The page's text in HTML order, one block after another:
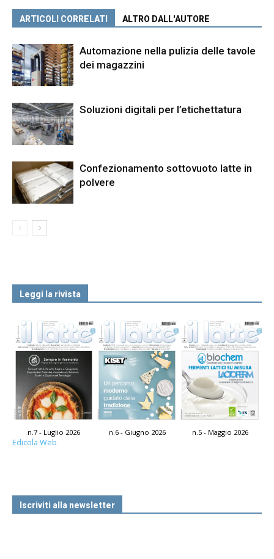
ARTICOLI CORRELATI ALTRO DALL'AUTORE
Automazione nella pulizia delle tavole
dei magazzini
Soluzioni digitali per l’etichettatura
Confezionamento sottovuoto latte in
polvere
Leggi la rivista
n.7 - Luglio 2026 n.6 - Giugno 2026 n.5 - Maggio 2026
Edicola Web
Iscriviti alla newsletter